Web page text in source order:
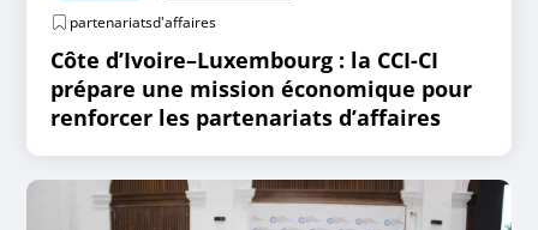
partenariatsd'affaires
Côte d’Ivoire–Luxembourg : la CCI-CI
prépare une mission économique pour
renforcer les partenariats d’affaires